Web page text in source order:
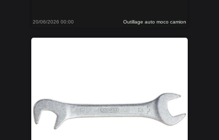
20/06/2026 00:00 Outillage auto moco camion